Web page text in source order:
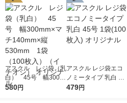
アスクル レジ袋（乳
白） 45号 幅300m
m×マチ140mm×縦53
580円
アスクル レジ袋エコ
ノミータイプ 乳白 45
号 1袋(100枚入) オリ
479円